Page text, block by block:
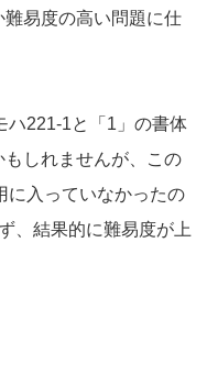
易度の高い問題に仕
ハ221-1と「1」の書体
しれませんが、この
に入っていなかったの
、結果的に難易度が上